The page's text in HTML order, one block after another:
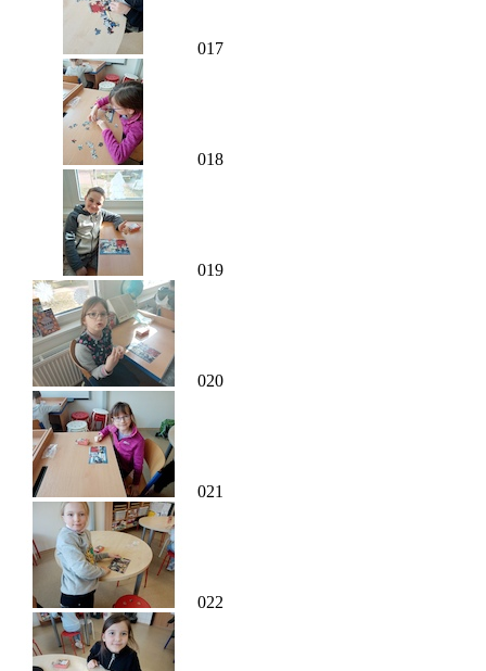
017
018
019
020
021
022